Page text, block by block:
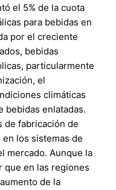
el 5% de la cuota
para bebidas en
por el creciente
bebidas
particularmente
el
climáticas
bebidas enlatadas.
de fabricación de
los sistemas de
mercado. Aunque la
que en las regiones
de la